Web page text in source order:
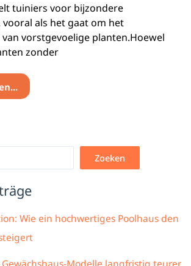
tuiniers voor bijzondere
als het gaat om het
vorstgevoelige planten.Hoewel
zonder
Zoeken
Wie ein hochwertiges Poolhaus den